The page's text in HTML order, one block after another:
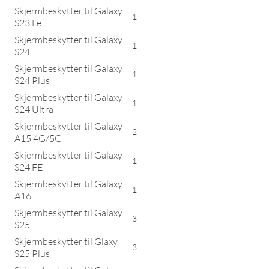
Skjermbeskytter til Galaxy
S23 Fe
1
Skjermbeskytter til Galaxy
S24
1
Skjermbeskytter til Galaxy
S24 Plus
1
Skjermbeskytter til Galaxy
S24 Ultra
1
Skjermbeskytter til Galaxy
A15 4G/5G
2
Skjermbeskytter til Galaxy
S24 FE
1
Skjermbeskytter til Galaxy
A16
1
Skjermbeskytter til Galaxy
S25
3
Skjermbeskytter til Glaxy
S25 Plus
3